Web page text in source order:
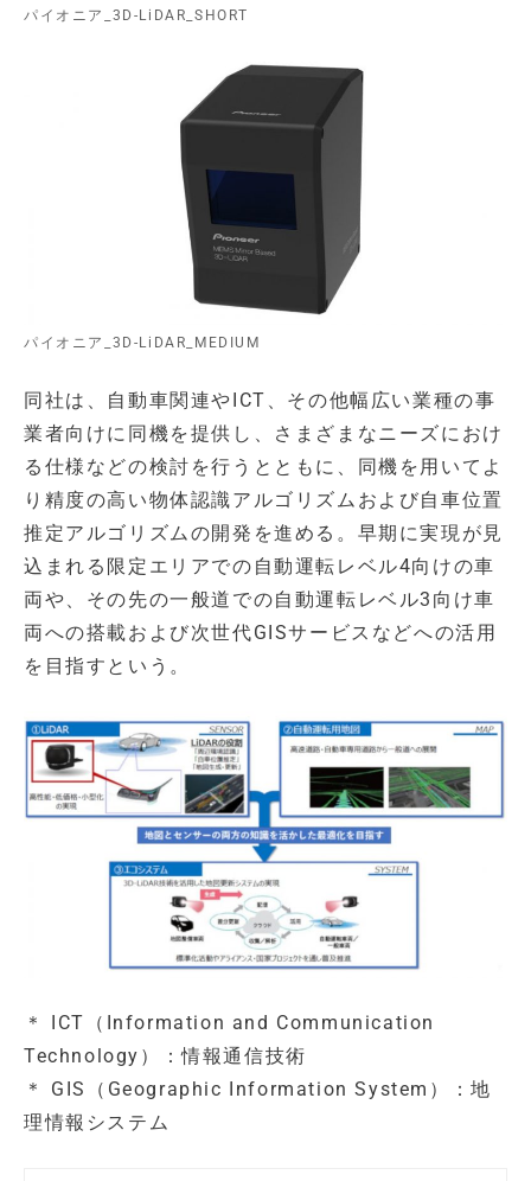
パイオニア_3D-LiDAR_SHORT
パイオニア_3D-LiDAR_MEDIUM
同社は、自動車関連やICT、その他幅広い業種の事
業者向けに同機を提供し、さまざまなニーズにおけ
る仕様などの検討を行うとともに、同機を用いてよ
り精度の高い物体認識アルゴリズムおよび自車位置
推定アルゴリズムの開発を進める。早期に実現が見
込まれる限定エリアでの自動運転レベル4向けの車
両や、その先の一般道での自動運転レベル3向け車
両への搭載および次世代GISサービスなどへの活用
を目指すという。
＊ ICT（Information and Communication
Technology）：情報通信技術
＊ GIS（Geographic Information System）：地
理情報システム